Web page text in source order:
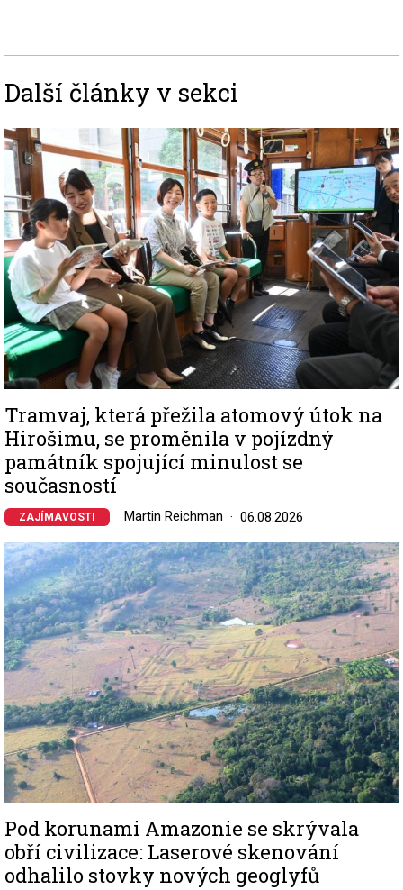
Další články v sekci
Image
Tramvaj, která přežila atomový útok na
Hirošimu, se proměnila v pojízdný
památník spojující minulost se
současností
ZAJÍMAVOSTI Martin Reichman 06.08.2026
Image
Pod korunami Amazonie se skrývala
obří civilizace: Laserové skenování
odhalilo stovky nových geoglyfů